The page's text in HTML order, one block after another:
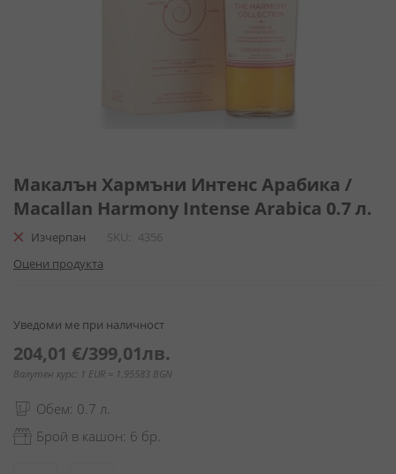
към
началото
на
галерия
снимки
Макалън Хармъни Интенс Арабика /
Macallan Harmony Intense Arabica 0.7 л.
Изчерпан SKU
4356
Оцени продукта
Уведоми ме при наличност
204,01 €/399,01лв.
Валутен курс: 1 EUR = 1.95583 BGN
Обем: 0.7 л.
Брой в кашон: 6 бр.